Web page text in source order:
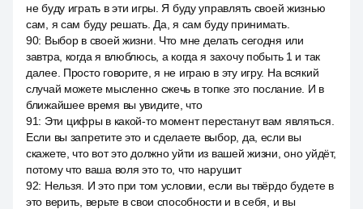
не буду играть в эти игры. Я буду управлять своей жизнью
сам, я сам буду решать. Да, я сам буду принимать.
90: Выбор в своей жизни. Что мне делать сегодня или
завтра, когда я влюблюсь, а когда я захочу побыть 1 и так
далее. Просто говорите, я не играю в эту игру. На всякий
случай можете мысленно сжечь в топке это послание. И в
ближайшее время вы увидите, что
91: Эти цифры в какой-то момент перестанут вам являться.
Если вы запретите это и сделаете выбор, да, если вы
скажете, что вот это должно уйти из вашей жизни, оно уйдёт,
потому что ваша воля это то, что нарушит
92: Нельзя. И это при том условии, если вы твёрдо будете в
это верить, верьте в свои способности и в себя, и вы